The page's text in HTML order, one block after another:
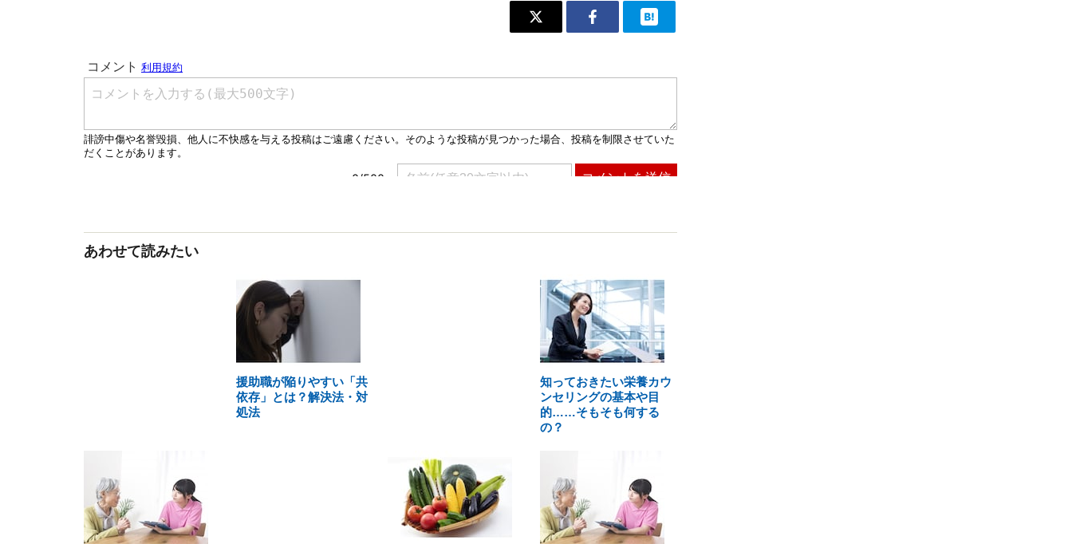
あわせて読みたい
援助職が陥りやすい「共
依存」とは？解決法・対
処法
知っておきたい栄養カウ
ンセリングの基本や目
的……そもそも何する
の？